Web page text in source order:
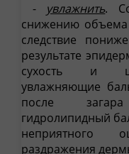
- увлажнить.
снижению объема
следствие
результате
сухость и
увлажняющие
после
гидролипидный
неприятного
раздражения